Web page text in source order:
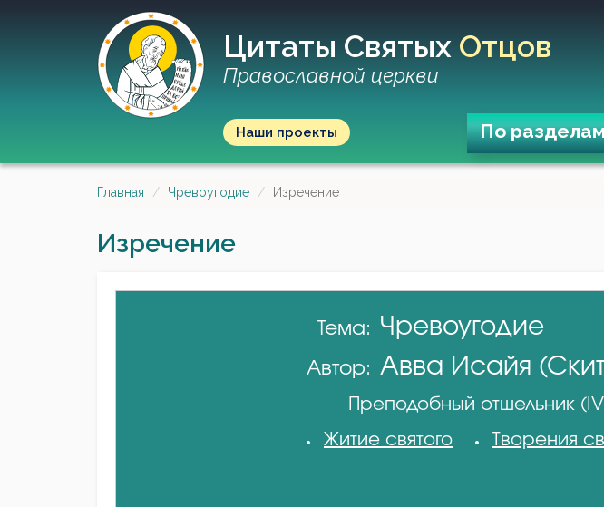
Цитаты Святых Отцов
Православной церкви
Наши проекты По
Главная Чревоугодие Изречение
Изречение
Тема: Чревоугодие
Автор: Авва Исайя
Преподобный отшельник
Житие святого
Творения